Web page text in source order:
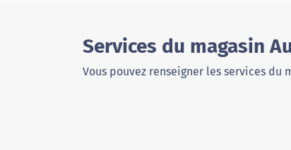
Services du magasin
Vous pouvez renseigner les services du